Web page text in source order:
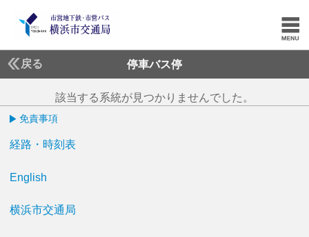
戻る 停車バス停
該当する系統が見つかりませんでした。
免責事項
経路・時刻表
English
横浜市交通局